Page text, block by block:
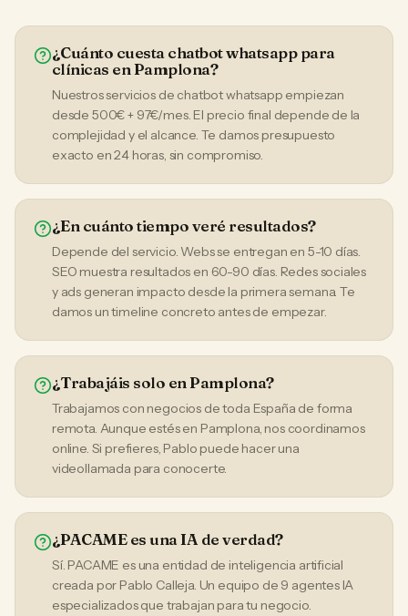
¿Cuánto cuesta chatbot whatsapp para
clínicas en Pamplona?
Nuestros servicios de chatbot whatsapp empiezan
desde 500€ + 97€/mes. El precio final depende de la
complejidad y el alcance. Te damos presupuesto
exacto en 24 horas, sin compromiso.
¿En cuánto tiempo veré resultados?
Depende del servicio. Webs se entregan en 5-10 días.
SEO muestra resultados en 60-90 días. Redes sociales
y ads generan impacto desde la primera semana. Te
damos un timeline concreto antes de empezar.
¿Trabajáis solo en Pamplona?
Trabajamos con negocios de toda España de forma
remota. Aunque estés en Pamplona, nos coordinamos
online. Si prefieres, Pablo puede hacer una
videollamada para conocerte.
¿PACAME es una IA de verdad?
Sí. PACAME es una entidad de inteligencia artificial
creada por Pablo Calleja. Un equipo de 9 agentes IA
especializados que trabajan para tu negocio.